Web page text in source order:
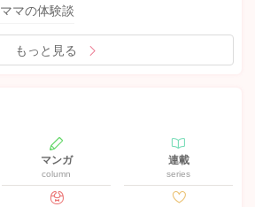
ママの体験談
もっと見る
マンガ
column
連載
series